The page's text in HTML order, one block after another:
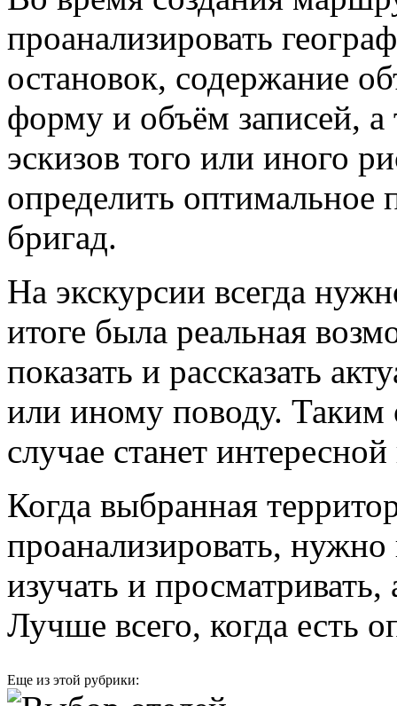
проанализировать
остановок, содержание
форму и объём записей,
эскизов того или иного
определить оптимальное
бригад.
На экскурсии всегда
итоге была реальная
показать и рассказать
или иному поводу. Таким
случае станет
Когда выбранная
проанализировать,
изучать и просматривать,
Лучше всего, когда есть
Еще из этой рубрики: